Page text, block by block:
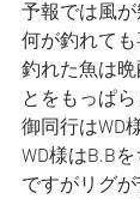
予報では風
何が釣れて
釣れた魚は
とをもっぱ
御同行はWD
WD様はB.B
ですがリグ